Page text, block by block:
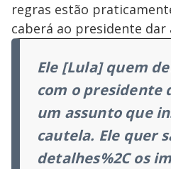
regras estão
caberá ao presidente
Ele [Lula] quem
com o presidente
um assunto que
cautela. Ele quer
detalhes%2C os